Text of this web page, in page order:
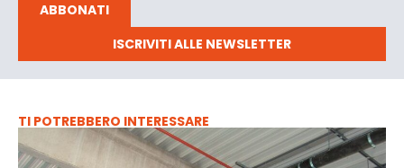
ABBONATI
ISCRIVITI ALLE NEWSLETTER
TI POTREBBERO INTERESSARE